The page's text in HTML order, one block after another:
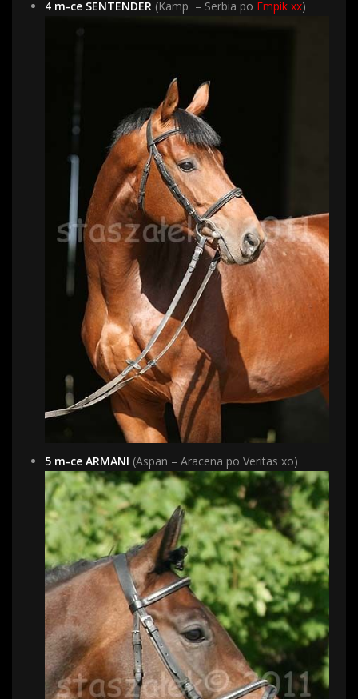
4 m-ce SENTENDER (Kamp – Serbia po Empik xx)
5 m-ce ARMANI (Aspan – Aracena po Veritas xo)